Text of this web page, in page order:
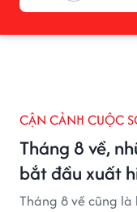
CẬN CẢNH CUỘC
Tháng 8 về,
bắt đầu xuất
Tháng 8 về cũng